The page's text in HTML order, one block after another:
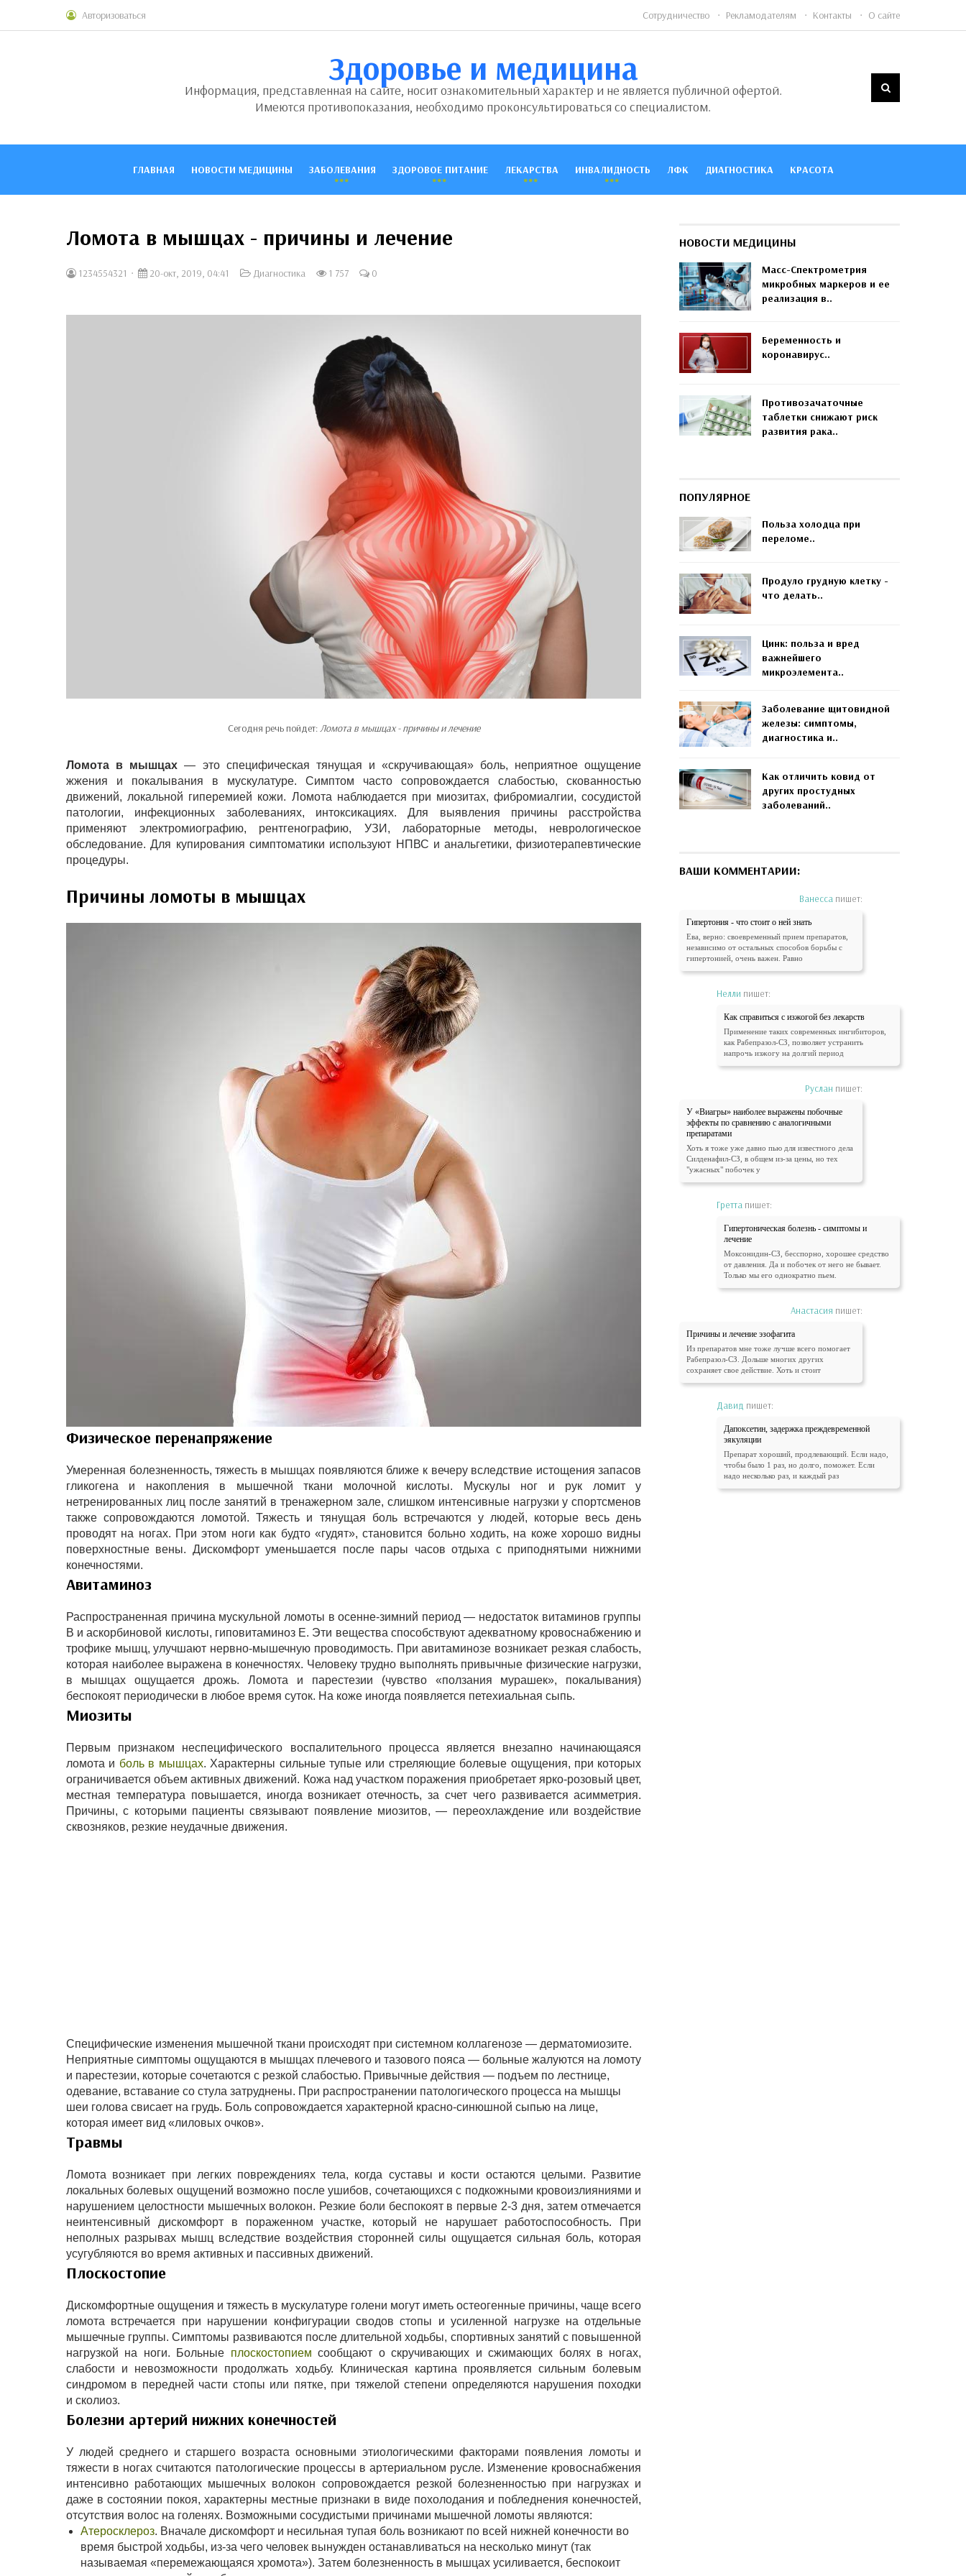
Авторизоваться Сотрудничество Рекламодателям Контакты О сайте
Здоровье и медицина
Информация, представленная на сайте, носит ознакомительный характер и не является публичной офертой.
Имеются противопоказания, необходимо проконсультироваться со специалистом.
ГЛАВНАЯ НОВОСТИ МЕДИЦИНЫ ЗАБОЛЕВАНИЯ ЗДОРОВОЕ ПИТАНИЕ ЛЕКАРСТВА ИНВАЛИДНОСТЬ ЛФК ДИАГНОСТИКА КРАСОТА
Ломота в мышцах - причины и лечение
1234554321 20-окт, 2019, 04:41 Диагностика 1 757 0
Сегодня речь пойдет:Ломота в мышцах - причины и лечение
Ломота в мышцах — это специфическая тянущая и «скручивающая» боль, неприятное ощущение
жжения и покалывания в мускулатуре. Симптом часто сопровождается слабостью, скованностью
движений, локальной гиперемией кожи. Ломота наблюдается при миозитах, фибромиалгии, сосудистой
патологии, инфекционных заболеваниях, интоксикациях. Для выявления причины расстройства
применяют электромиографию, рентгенографию, УЗИ, лабораторные методы, неврологическое
обследование. Для купирования симптоматики используют НПВС и анальгетики, физиотерапевтические
процедуры.
Причины ломоты в мышцах
Физическое перенапряжение
Умеренная болезненность, тяжесть в мышцах появляются ближе к вечеру вследствие истощения запасов
гликогена и накопления в мышечной ткани молочной кислоты. Мускулы ног и рук ломит у
нетренированных лиц после занятий в тренажерном зале, слишком интенсивные нагрузки у спортсменов
также сопровождаются ломотой. Тяжесть и тянущая боль встречаются у людей, которые весь день
проводят на ногах. При этом ноги как будто «гудят», становится больно ходить, на коже хорошо видны
поверхностные вены. Дискомфорт уменьшается после пары часов отдыха с приподнятыми нижними
конечностями.
Авитаминоз
Распространенная причина мускульной ломоты в осенне-зимний период — недостаток витаминов группы
В и аскорбиновой кислоты, гиповитаминоз Е. Эти вещества способствуют адекватному кровоснабжению и
трофике мышц, улучшают нервно-мышечную проводимость. При авитаминозе возникает резкая слабость,
которая наиболее выражена в конечностях. Человеку трудно выполнять привычные физические нагрузки,
в мышцах ощущается дрожь. Ломота и парестезии (чувство «ползания мурашек», покалывания)
беспокоят периодически в любое время суток. На коже иногда появляется петехиальная сыпь.
Миозиты
Первым признаком неспецифического воспалительного процесса является внезапно начинающаяся
ломота и боль в мышцах. Характерны сильные тупые или стреляющие болевые ощущения, при которых
ограничивается объем активных движений. Кожа над участком поражения приобретает ярко-розовый цвет,
местная температура повышается, иногда возникает отечность, за счет чего развивается асимметрия.
Причины, с которыми пациенты связывают появление миозитов, — переохлаждение или воздействие
сквозняков, резкие неудачные движения.
Специфические изменения мышечной ткани происходят при системном коллагенозе — дерматомиозите.
Неприятные симптомы ощущаются в мышцах плечевого и тазового пояса — больные жалуются на ломоту
и парестезии, которые сочетаются с резкой слабостью. Привычные действия — подъем по лестнице,
одевание, вставание со стула затруднены. При распространении патологического процесса на мышцы
шеи голова свисает на грудь. Боль сопровождается характерной красно-синюшной сыпью на лице,
которая имеет вид «лиловых очков».
Травмы
Ломота возникает при легких повреждениях тела, когда суставы и кости остаются целыми. Развитие
локальных болевых ощущений возможно после ушибов, сочетающихся с подкожными кровоизлияниями и
нарушением целостности мышечных волокон. Резкие боли беспокоят в первые 2-3 дня, затем отмечается
неинтенсивный дискомфорт в пораженном участке, который не нарушает работоспособность. При
неполных разрывах мышц вследствие воздействия сторонней силы ощущается сильная боль, которая
усугубляются во время активных и пассивных движений.
Плоскостопие
Дискомфортные ощущения и тяжесть в мускулатуре голени могут иметь остеогенные причины, чаще всего
ломота встречается при нарушении конфигурации сводов стопы и усиленной нагрузке на отдельные
мышечные группы. Симптомы развиваются после длительной ходьбы, спортивных занятий с повышенной
нагрузкой на ноги. Больные плоскостопием сообщают о скручивающих и сжимающих болях в ногах,
слабости и невозможности продолжать ходьбу. Клиническая картина проявляется сильным болевым
синдромом в передней части стопы или пятке, при тяжелой степени определяются нарушения походки
и сколиоз.
Болезни артерий нижних конечностей
У людей среднего и старшего возраста основными этиологическими факторами появления ломоты и
тяжести в ногах считаются патологические процессы в артериальном русле. Изменение кровоснабжения
интенсивно работающих мышечных волокон сопровождается резкой болезненностью при нагрузках и
даже в состоянии покоя, характерны местные признаки в виде похолодания и побледнения конечностей,
отсутствия волос на голенях. Возможными сосудистыми причинами мышечной ломоты являются:
Атеросклероз. Вначале дискомфорт и несильная тупая боль возникают по всей нижней конечности во
время быстрой ходьбы, из-за чего человек вынужден останавливаться на несколько минут (так
называемая «перемежающаяся хромота»). Затем болезненность в мышцах усиливается, беспокоит
НОВОСТИ МЕДИЦИНЫ
Масс-Спектрометрия
микробных маркеров и ее
реализация в..
Беременность и
коронавирус..
Противозачаточные
таблетки снижают риск
развития рака..
ПОПУЛЯРНОЕ
Польза холодца при
переломе..
Продуло грудную клетку -
что делать..
Цинк: польза и вред
важнейшего
микроэлемента..
Заболевание щитовидной
железы: симптомы,
диагностика и..
Как отличить ковид от
других простудных
заболеваний..
ВАШИ КОММЕНТАРИИ:
Ванесса пишет:
Гипертония - что стоит о ней знать
Ева, верно: своевременный прием препаратов,
независимо от остальных способов борьбы с
гипертонией, очень важен. Равно
Нелли пишет:
Как справиться с изжогой без лекарств
Применение таких современных ингибиторов,
как Рабепразол-СЗ, позволяет устранить
напрочь изжогу на долгий период
Руслан пишет:
У «Виагры» наиболее выражены побочные
эффекты по сравнению с аналогичными
препаратами
Хоть я тоже уже давно пью для известного дела
Силденафил-СЗ, в общем из-за цены, но тех
"ужасных" побочек у
Гретта пишет:
Гипертоническая болезнь - симптомы и
лечение
Моксонидин-СЗ, бесспорно, хорошее средство
от давления. Да и побочек от него не бывает.
Только мы его однократно пьем.
Анастасия пишет:
Причины и лечение эзофагита
Из препаратов мне тоже лучше всего помогает
Рабепразол-СЗ. Дольше многих других
сохраняет свое действие. Хоть и стоит
Давид пишет:
Дапоксетин, задержка преждевременной
эякуляции
Препарат хороший, продлевающий. Если надо,
чтобы было 1 раз, но долго, поможет. Если
надо несколько раз, и каждый раз